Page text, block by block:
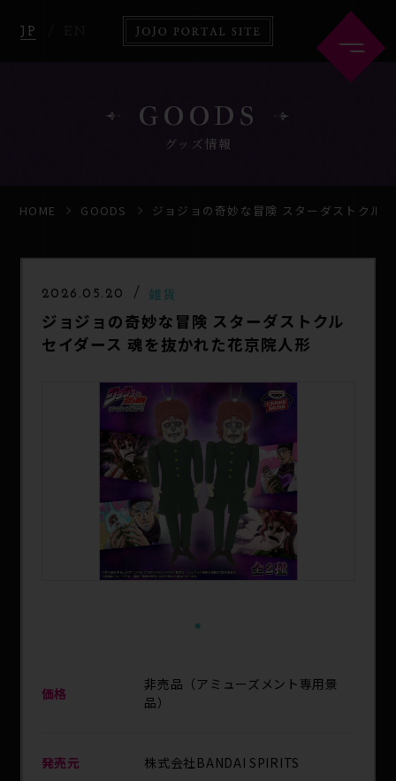
JP
HOME ABOUT
COMICS GOODS
SPECIAL
GOODS
グッズ情報
HOME GOODS ジョジョの奇妙な冒険 スターダストクル
2026.05.20 雑貨
ジョジョの奇妙な冒険 スターダストクル
セイダース 魂を抜かれた花京院人形
1
価格
非売品（アミューズメント専用景
品）
発売元 株式会社BANDAI SPIRITS